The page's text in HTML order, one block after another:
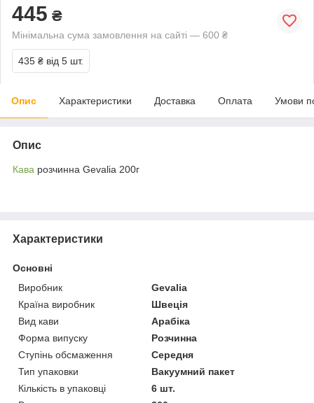
445 ₴
Мінімальна сума замовлення на сайті — 600 ₴
435 ₴ від 5 шт.
Опис Характеристики Доставка Оплата Умови
Опис
Кава розчинна Gevalia 200г
Характеристики
Основні
Виробник
Gevalia
Країна виробник
Швеція
Вид кави
Арабіка
Форма випуску
Розчинна
Ступінь обсмаження
Середня
Тип упаковки
Вакуумний пакет
Кількість в упаковці
6 шт.